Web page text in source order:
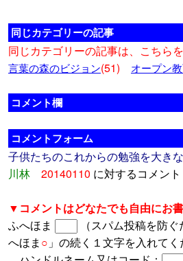
同じカテゴリーの記事
同じカテゴリーの記事は、こちら
言葉の森のビジョン(51) オープン
コメント欄
コメントフォーム
子供たちのこれからの勉強を大き
川林
20140110 に対するコメント
▼コメントはどなたでも自由にお書
ふへほま
（スパム投稿を防
へほま ○ 」の続く１文字を入れてく